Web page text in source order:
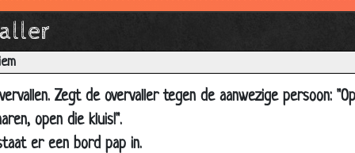
Zegt de overvaller tegen de aanwezige persoon:
open die kluis!".
er een bord pap in.
Aarbeienboer
3 goede eigenschappen
Nachtje in klooster
Jantje bij de hoeren
Niet geregend
Vakantie